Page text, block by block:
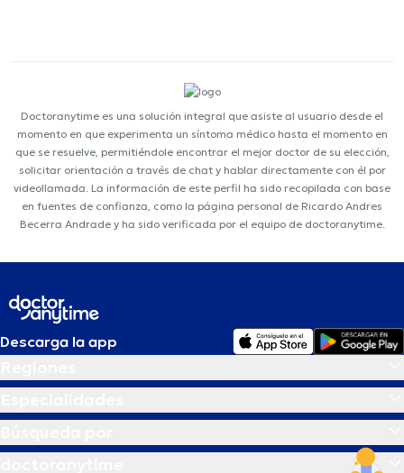
Doctoranytime es una solución integral que asiste al usuario desde el
momento en que experimenta un síntoma médico hasta el momento en
que se resuelve, permitiéndole encontrar el mejor doctor de su elección,
solicitar orientación a través de chat y hablar directamente con él por
videollamada. La información de este perfil ha sido recopilada con base
en fuentes de confianza, como la página personal de Ricardo Andres
Becerra Andrade y ha sido verificada por el equipo de doctoranytime.
Descarga la app